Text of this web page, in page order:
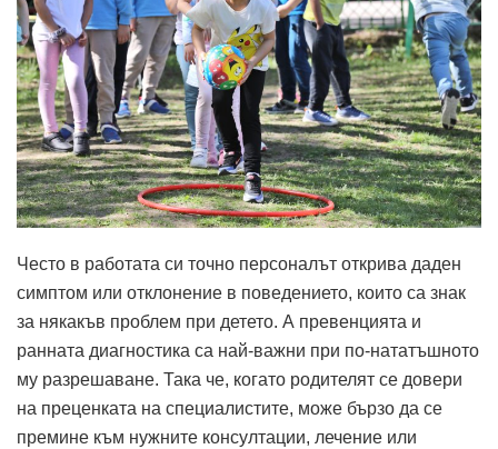
Често в работата си точно персоналът открива даден
симптом или отклонение в поведението, които са знак
за някакъв проблем при детето. А превенцията и
ранната диагностика са най-важни при по-нататъшното
му разрешаване. Така че, когато родителят се довери
на преценката на специалистите, може бързо да се
премине към нужните консултации, лечение или